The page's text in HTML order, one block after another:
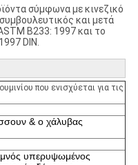
σύμφωνα με κινεζικό
και μετά
B233: 1997 και το
DIN.
που ενισχύεται για τις
& ο χάλυβας
υπερυψωμένος